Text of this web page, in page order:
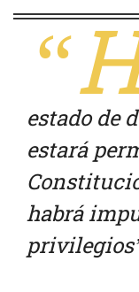
estado de
estará
habrá